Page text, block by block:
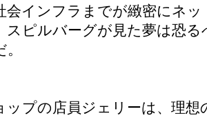
会インフラまでが緻密にネ
スピルバーグが見た夢は恐る
プの店員ジェリーは、理想